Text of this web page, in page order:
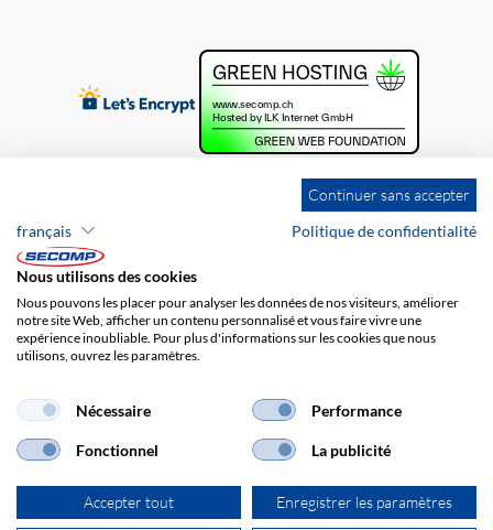
Brands
Protection des données
Frais de port
Continuer sans accepter
français
Politique de confidentialité
Nous utilisons des cookies
Nous pouvons les placer pour analyser les données de nos visiteurs, améliorer
notre site Web, afficher un contenu personnalisé et vous faire vivre une
expérience inoubliable. Pour plus d'informations sur les cookies que nous
utilisons, ouvrez les paramètres.
Nécessaire Performance
Fonctionnel La publicité
Accepter tout Enregistrer les paramètres